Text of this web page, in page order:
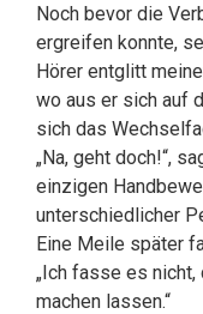
Noch bevor die
ergreifen konnte,
Hörer entglitt
wo aus er sich auf
sich das
„Na, geht doch!“,
einzigen
unterschiedlicher
Eine Meile später
„Ich fasse es nicht,
machen lassen.“